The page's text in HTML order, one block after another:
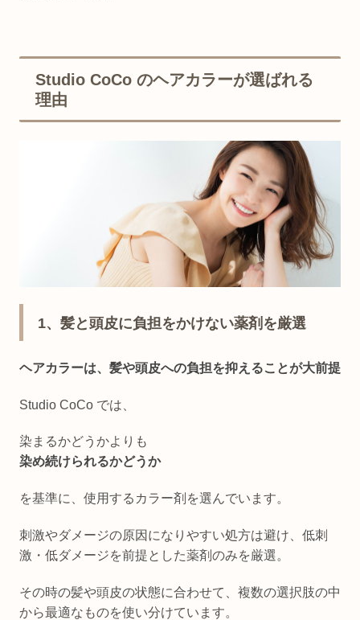
Studio CoCo のヘアカラーが選ばれる
理由
1、髪と頭皮に負担をかけない薬剤を厳選
ヘアカラーは、髪や頭皮への負担を抑えることが大前提
Studio CoCo では、
染まるかどうかよりも
染め続けられるかどうか
を基準に、使用するカラー剤を選んでいます。
刺激やダメージの原因になりやすい処方は避け、低刺
激・低ダメージを前提とした薬剤のみを厳選。
その時の髪や頭皮の状態に合わせて、複数の選択肢の中
から最適なものを使い分けています。